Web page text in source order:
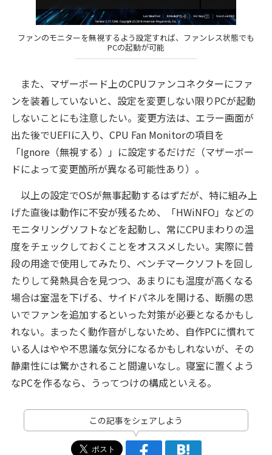
ファンのモニターを無視するよう設定すれば、ファンレス状態でも
PCの起動が可能
また、マザーボード上のCPUファンコネクターにファ
ンを装着していないと、設定を変更しない限りPCが起動
しないことにも注意したい。変更方法は、エラー画面が
出た後でUEFIに入り、CPU Fan Monitorの項目を
「Ignore（無視する）」に設定するだけだ（マザーボー
ドによって変更箇所が異なる可能性あり）。
以上の設定でOSが無事起動するはずだが、特に組み上
げた直後は動作に不安が残るため、「HWiNFO」などの
モニタリングソフトなどを起動し、常にCPUまわりの温
度をチェックしておくことをオススメしたい。実際に普
段の用途で使用してみたり、ベンチマークソフトを回し
たりして発熱具合を見つつ、あまりにも温度が高くなる
場合は室温を下げる、サイドパネルを開ける、断腸の思
いでファンを追加するといった対策が必要となるかもし
れない。まったく動作音がしないため、自作PCに慣れて
いる人はやや不思議な気分になるかもしれないが、その
静粛性には驚かされること間違いなし。寝室に置くよう
なPCを作るなら、うってつけの構成といえる。
この記事をシェアしよう